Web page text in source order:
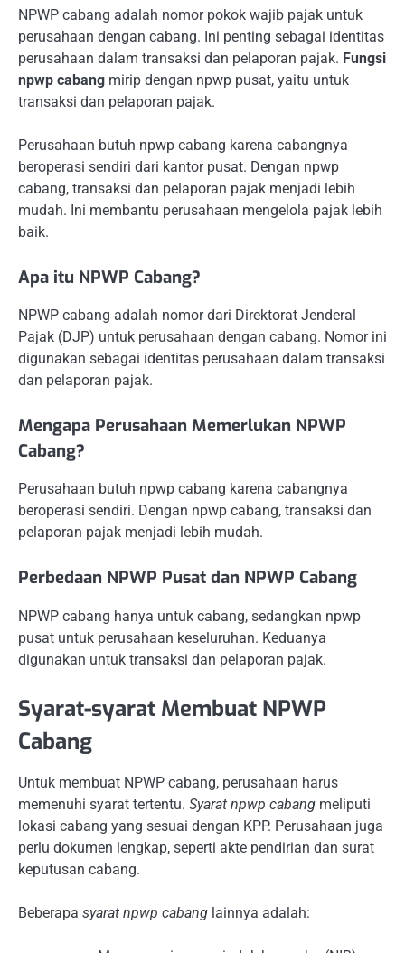
NPWP cabang adalah nomor pokok wajib pajak untuk
perusahaan dengan cabang. Ini penting sebagai identitas
perusahaan dalam transaksi dan pelaporan pajak. Fungsi
npwp cabang mirip dengan npwp pusat, yaitu untuk
transaksi dan pelaporan pajak.
Perusahaan butuh npwp cabang karena cabangnya
beroperasi sendiri dari kantor pusat. Dengan npwp
cabang, transaksi dan pelaporan pajak menjadi lebih
mudah. Ini membantu perusahaan mengelola pajak lebih
baik.
Apa itu NPWP Cabang?
NPWP cabang adalah nomor dari Direktorat Jenderal
Pajak (DJP) untuk perusahaan dengan cabang. Nomor ini
digunakan sebagai identitas perusahaan dalam transaksi
dan pelaporan pajak.
Mengapa Perusahaan Memerlukan NPWP
Cabang?
Perusahaan butuh npwp cabang karena cabangnya
beroperasi sendiri. Dengan npwp cabang, transaksi dan
pelaporan pajak menjadi lebih mudah.
Perbedaan NPWP Pusat dan NPWP Cabang
NPWP cabang hanya untuk cabang, sedangkan npwp
pusat untuk perusahaan keseluruhan. Keduanya
digunakan untuk transaksi dan pelaporan pajak.
Syarat-syarat Membuat NPWP
Cabang
Untuk membuat NPWP cabang, perusahaan harus
memenuhi syarat tertentu. Syarat npwp cabang meliputi
lokasi cabang yang sesuai dengan KPP. Perusahaan juga
perlu dokumen lengkap, seperti akte pendirian dan surat
keputusan cabang.
Beberapa syarat npwp cabang lainnya adalah: